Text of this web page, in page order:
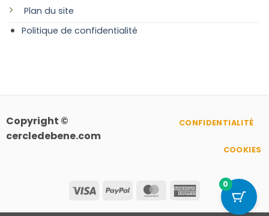
Plan du site
Politique de confidentialité
Copyright ©
cercledebene.com
Visa PayPal MasterCardAmerican
Express
CONFIDENTIALITÉ
COOKIES
0